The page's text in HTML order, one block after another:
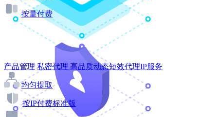
按量付费
产品管理 私密代理 高品质动态短效代理IP服务
均匀提取
按IP付费标准版